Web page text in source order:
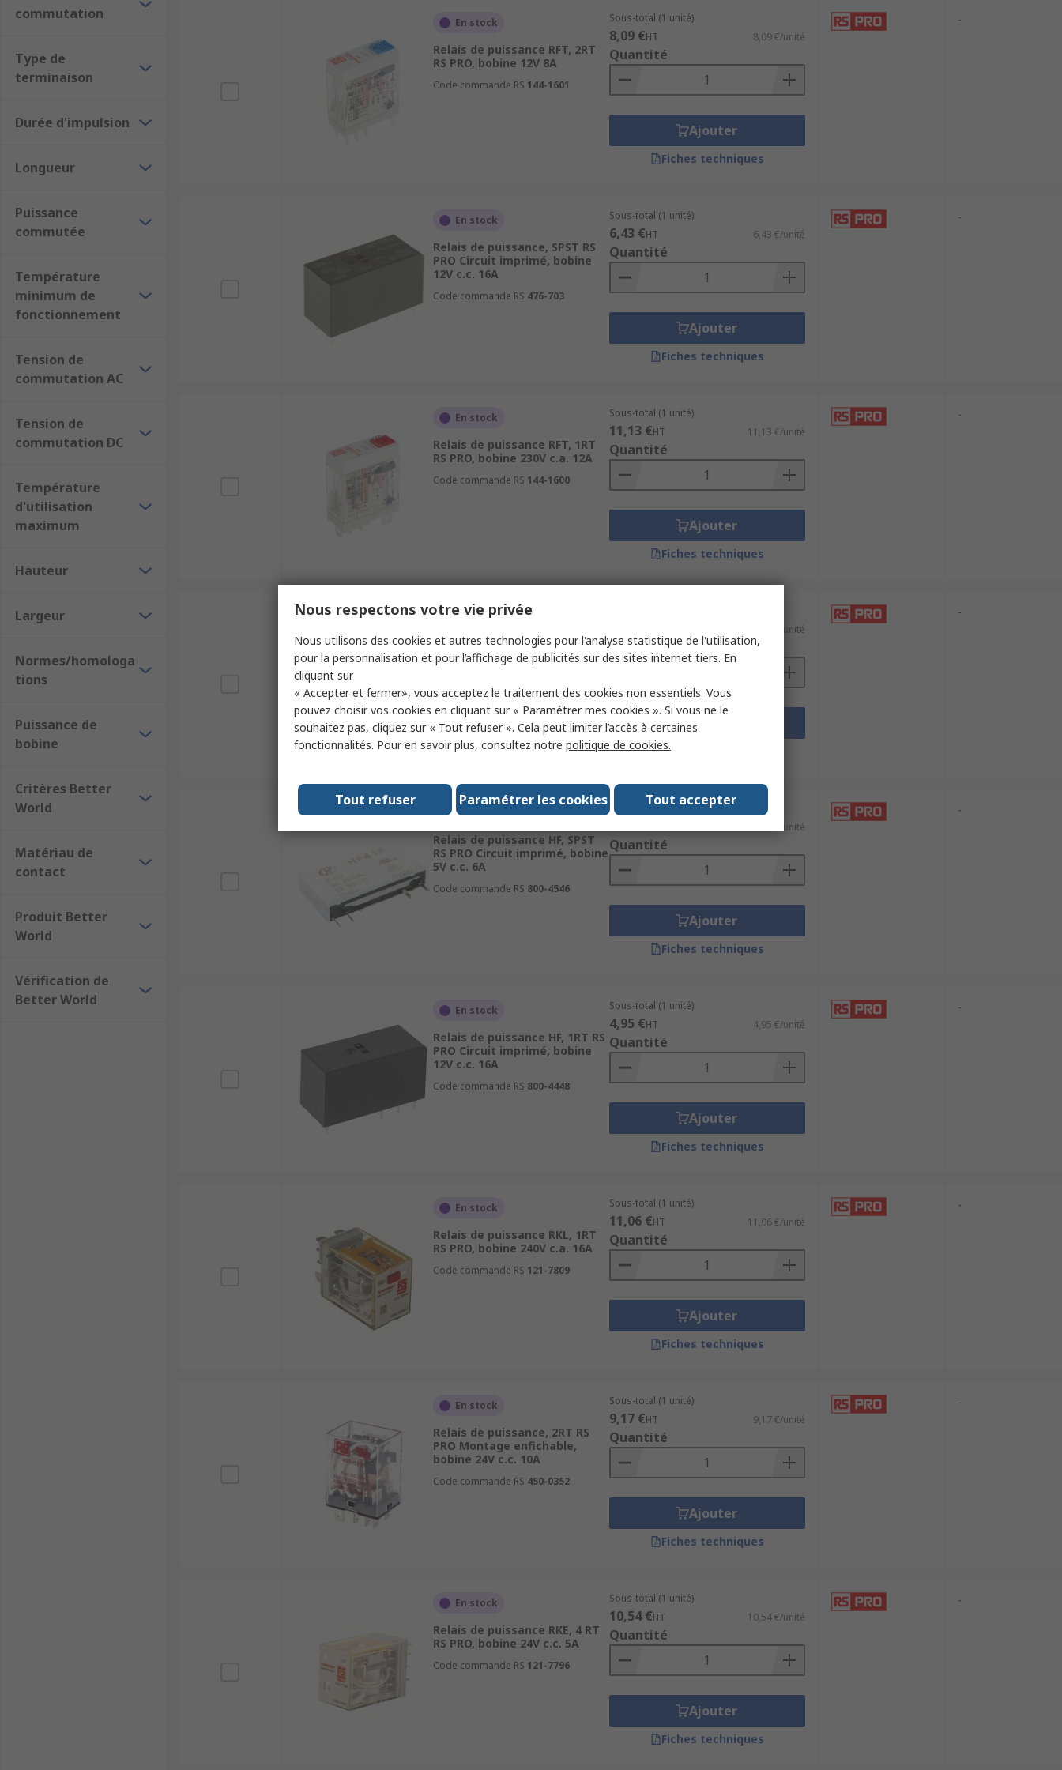
Relais d'interface
Relais de sécurité
commutation
Type de
terminaison
Durée d'impulsion
Longueur
Puissance
commutée
Température
minimum de
fonctionnement
Tension de
commutation AC
Tension de
commutation DC
Température
d'utilisation
maximum
Hauteur
Largeur
Normes/homologa
tions
Puissance de
bobine
Critères Better
World
Matériau de
contact
Produit Better
World
Vérification de
Better World
En stock
Relais de puissance RFT, 2RT
RS PRO, bobine 12V 8A
Code commande RS 144-1601
Sous-total (1 unité)
8,09 €HT 8,09 €/unité
Quantité
Ajouter
Fiches techniques
-
En stock
Relais de puissance, SPST RS
PRO Circuit imprimé, bobine
12V c.c. 16A
Code commande RS 476-703
Sous-total (1 unité)
6,43 €HT 6,43 €/unité
Quantité
Ajouter
Fiches techniques
-
En stock
Relais de puissance RFT, 1RT
RS PRO, bobine 230V c.a. 12A
Code commande RS 144-1600
Sous-total (1 unité)
11,13 €HT 11,13 €/unité
Quantité
Ajouter
Fiches techniques
-
En stock
Relais de puissance, 1RT RS
PRO Circuit imprimé, bobine
24V c.c. 15A
Code commande RS450-0295
16,20 €/unité
Quantité
Ajouter
Fiches techniques
-
En stock
Relais de puissance HF, SPST
RS PRO Circuit imprimé, bobine
5V c.c. 6A
Code commande RS 800-4546
Sous-total (1 unité)
4,86 €/unité
Quantité
Ajouter
Fiches techniques
-
En stock
Relais de puissance HF, 1RT RS
PRO Circuit imprimé, bobine
12V c.c. 16A
Code commande RS 800-4448
Sous-total (1 unité)
4,95 €HT 4,95 €/unité
Quantité
Ajouter
Fiches techniques
-
En stock
Relais de puissance RKL, 1RT
RS PRO, bobine 240V c.a. 16A
Code commande RS 121-7809
Sous-total (1 unité)
11,06 €HT 11,06 €/unité
Quantité
Ajouter
Fiches techniques
-
En stock
Relais de puissance, 2RT RS
PRO Montage enfichable,
bobine 24V c.c. 10A
Code commande RS 450-0352
Sous-total (1 unité)
9,17 €HT 9,17 €/unité
Quantité
Ajouter
Fiches techniques
-
En stock
Relais de puissance RKE, 4 RT
RS PRO, bobine 24V c.c. 5A
Code commande RS 121-7796
Sous-total (1 unité)
10,54 €HT 10,54 €/unité
Quantité
Ajouter
Fiches techniques
-
Nous respectons votre vie privée
Nous utilisons des cookies et autres technologies pour l'analyse statistique de l'utilisation,
pour la personnalisation et pour l’affichage de publicités sur des sites internet tiers. En
cliquant sur
« Accepter et fermer», vous acceptez le traitement des cookies non essentiels. Vous
pouvez choisir vos cookies en cliquant sur « Paramétrer mes cookies ». Si vous ne le
souhaitez pas, cliquez sur « Tout refuser ». Cela peut limiter l’accès à certaines
fonctionnalités. Pour en savoir plus, consultez notre politique de cookies.
Tout accepter
Paramétrer les cookies
Tout refuser